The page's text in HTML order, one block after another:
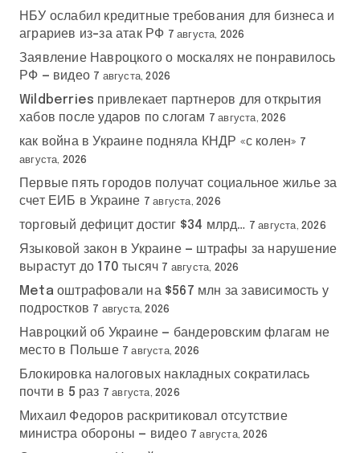
НБУ ослабил кредитные требования для бизнеса и
аграриев из-за атак РФ 7 августа, 2026
Заявление Навроцкого о москалях не понравилось
РФ — видео 7 августа, 2026
Wildberries привлекает партнеров для открытия
хабов после ударов по слогам 7 августа, 2026
как война в Украине подняла КНДР «с колен» 7
августа, 2026
Первые пять городов получат социальное жилье за
счет ЕИБ в Украине 7 августа, 2026
торговый дефицит достиг $34 млрд… 7 августа, 2026
Языковой закон в Украине — штрафы за нарушение
вырастут до 170 тысяч 7 августа, 2026
Meta оштрафовали на $567 млн за зависимость у
подростков 7 августа, 2026
Навроцкий об Украине — бандеровским флагам не
место в Польше 7 августа, 2026
Блокировка налоговых накладных сократилась
почти в 5 раз 7 августа, 2026
Михаил Федоров раскритиковал отсутствие
министра обороны — видео 7 августа, 2026